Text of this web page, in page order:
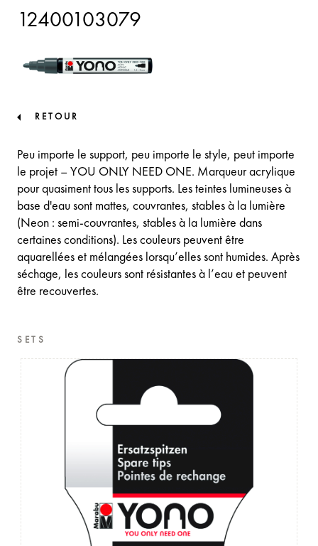
12400103079
RETOUR
Peu importe le support, peu importe le style, peut importe
le projet – YOU ONLY NEED ONE. Marqueur acrylique
pour quasiment tous les supports. Les teintes lumineuses à
base d'eau sont mattes, couvrantes, stables à la lumière
(Neon : semi-couvrantes, stables à la lumière dans
certaines conditions). Les couleurs peuvent être
aquarellées et mélangées lorsqu’elles sont humides. Après
séchage, les couleurs sont résistantes à l’eau et peuvent
être recouvertes.
SETS